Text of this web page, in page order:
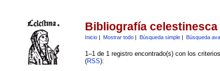
Bibliografía celestinesca
Inicio| Mostrar todo| Búsqueda simple| Búsqueda
1–1 de 1 registro encontrado(s) con los
(RSS):